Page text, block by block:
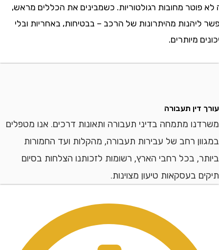
מחובות רגולטוריות. כשמבינים את הכללים מראש,
מהיתרונות של הרכב – בבטיחות, באחריות ובלי
מיותרים.
תעבורה
מתמחה בדיני תעבורה ותאונות דרכים. אנו מטפלים
רחב של עבירות תעבורה, מהקלות ועד החמורות
בכל רחבי הארץ, רשומות לזכותנו הצלחות בסיום
בעסקאות טיעון מצוינות.